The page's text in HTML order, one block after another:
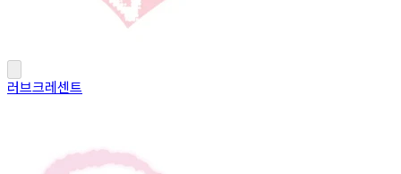
러브크레센트